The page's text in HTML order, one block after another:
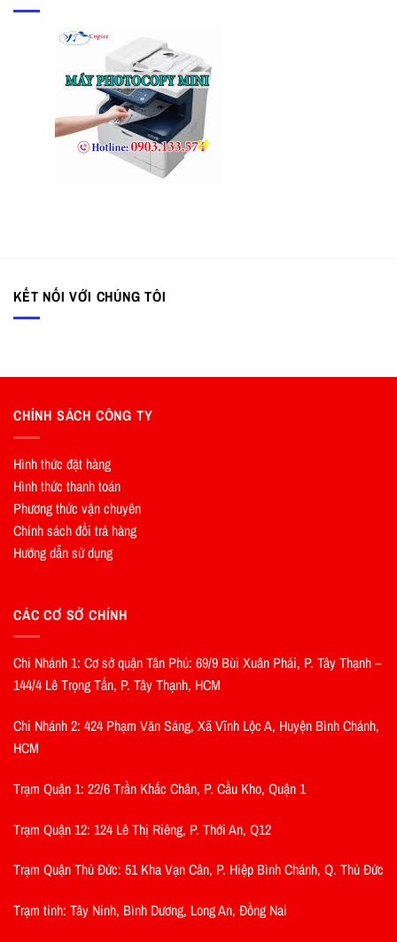
KẾT NỐI VỚI CHÚNG TÔI
CHÍNH SÁCH CÔNG TY
Hình thức đặt hàng
Hình thức thanh toán
Phương thức vận chuyên
Chính sách đổi trả hàng
Hướng dẫn sử dụng
CÁC CƠ SỞ CHÍNH
Chi Nhánh 1: Cơ sở quận Tân Phú: 69/9 Bùi Xuân Phái, P. Tây Thạnh –
144/4 Lê Trọng Tấn, P. Tây Thạnh, HCM
Chi Nhánh 2: 424 Phạm Văn Sáng, Xã Vĩnh Lộc A, Huyện Bình Chánh,
HCM
Trạm Quận 1: 22/6 Trần Khắc Chân, P. Cầu Kho, Quận 1
Trạm Quận 12: 124 Lê Thị Riêng, P. Thới An, Q12
Trạm Quận Thủ Đức: 51 Kha Vạn Cân, P. Hiệp Bình Chánh, Q. Thủ Đức
Trạm tỉnh: Tây Ninh, Bình Dương, Long An, Đồng Nai